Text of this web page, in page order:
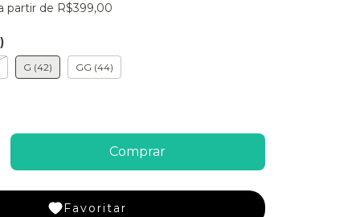
partir de R$399,00
G (42) GG (44)
Favoritar